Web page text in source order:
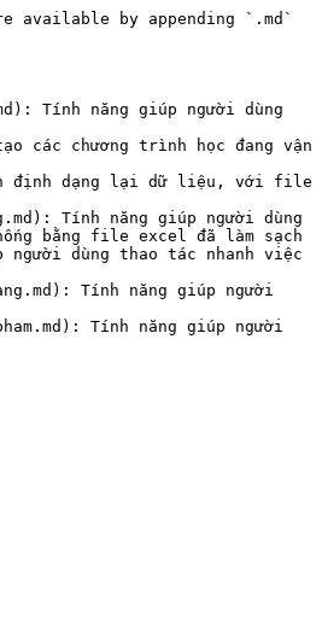
available by appending `.md`
Tính năng giúp người dùng
các chương trình học đang vận
định dạng lại dữ liệu, với file
Tính năng giúp người dùng
bằng file excel đã làm sạch
dùng thao tác nhanh việc
Tính năng giúp người
Tính năng giúp người